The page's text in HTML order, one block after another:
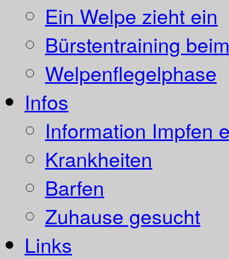
Ein Welpe zieht ein
Bürstentraining
Welpenflegelphase
Infos
Information Impfen
Krankheiten
Barfen
Zuhause gesucht
Links